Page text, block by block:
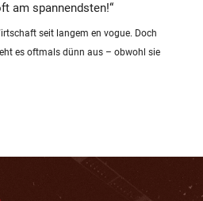
am spannendsten!“
seit langem en vogue. Doch
es oftmals dünn aus – obwohl sie